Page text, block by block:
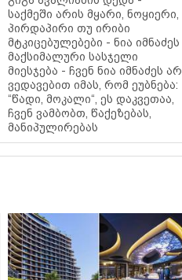
საქმეში არის მყარი, ნოყიერი,
პირდაპირი თუ ირიბი
მტკიცებულებები - ნია იმნაძეს
მაქსიმალური სასჯელი
მიესჯება - ჩვენ ნია იმნაძეს არ
ვედავებით იმას, რომ ეუბნება:
“წადი, მოკალი“, ეს დაკვეთაა,
ჩვენ ვამბობთ, წაქეზებას,
მანიპულირებას